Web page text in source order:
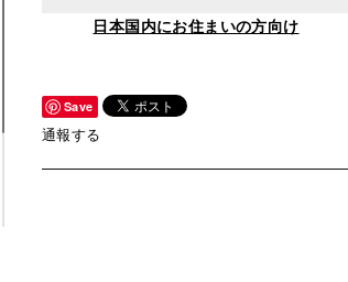
日本国内にお住まいの方向け
Save
通報する